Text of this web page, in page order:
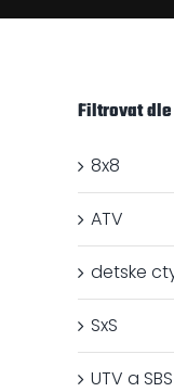
Filtrovat
8x8
ATV
detske
SxS
UTV a SBS